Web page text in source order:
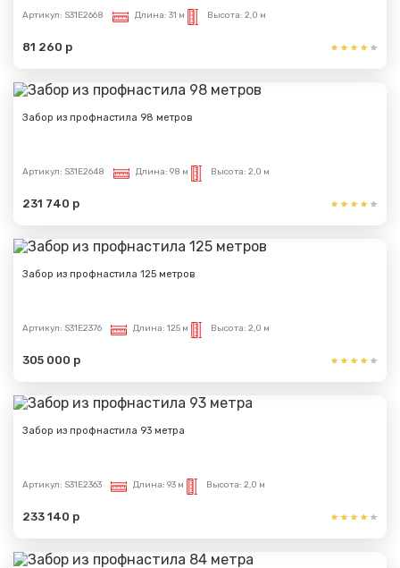
Артикул: S31E2668 Длина: 31 м Высота: 2,0 м
81 260 р
Забор из профнастила 98 метров
Артикул: S31E2648 Длина: 98 м Высота: 2,0 м
231 740 р
Забор из профнастила 125 метров
Артикул: S31E2376 Длина: 125 м Высота: 2,0 м
305 000 р
Забор из профнастила 93 метра
Артикул: S31E2363 Длина: 93 м Высота: 2,0 м
233 140 р